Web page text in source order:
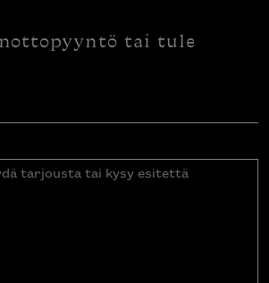
tai tule